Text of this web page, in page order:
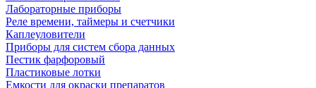
Лабораторные приборы
Реле времени, таймеры и счетчики
Каплеуловители
Приборы для систем сбора данных
Пестик фарфоровый
Пластиковые лотки
Емкости для окраски препаратов